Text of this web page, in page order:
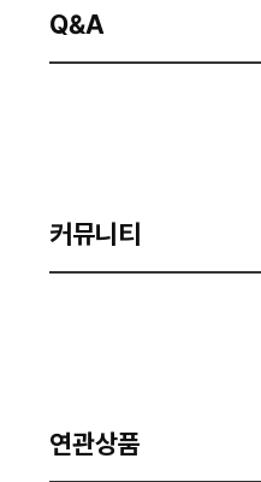
Q&A
커뮤니티
연관상품